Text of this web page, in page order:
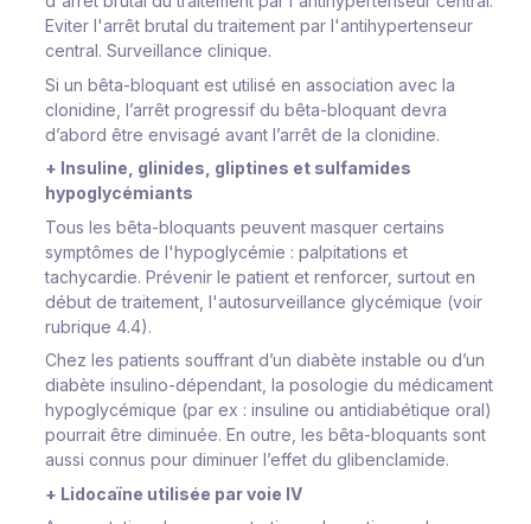
Eviter l'arrêt brutal du traitement par l'antihypertenseur
central. Surveillance clinique.
Si un bêta-bloquant est utilisé en association avec la
clonidine, l’arrêt progressif du bêta-bloquant devra
d’abord être envisagé avant l’arrêt de la clonidine.
+ Insuline, glinides, gliptines et sulfamides
hypoglycémiants
Tous les bêta-bloquants peuvent masquer certains
symptômes de l'hypoglycémie : palpitations et
tachycardie. Prévenir le patient et renforcer, surtout en
début de traitement, l'autosurveillance glycémique (voir
rubrique 4.4).
Chez les patients souffrant d’un diabète instable ou d’un
diabète insulino-dépendant, la posologie du médicament
hypoglycémique (par ex : insuline ou antidiabétique oral)
pourrait être diminuée. En outre, les bêta-bloquants sont
aussi connus pour diminuer l’effet du glibenclamide.
+ Lidocaïne utilisée par voie IV